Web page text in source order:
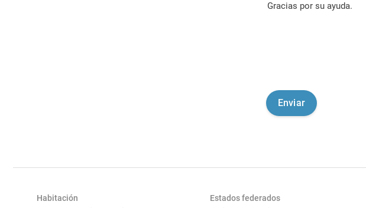
Gracias por su ayuda.
Habitación
Estados federados